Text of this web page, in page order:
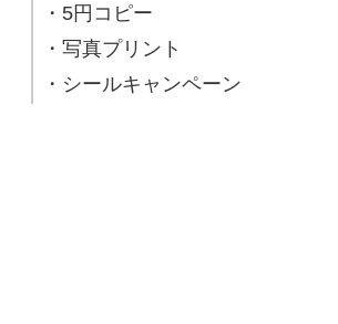
・5円コピー
・写真プリント
・シールキャンペーン